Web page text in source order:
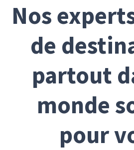
Nos
de
partout
monde
pour